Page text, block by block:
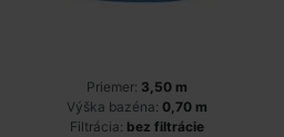
Priemer: 3,50 m
Výška bazéna: 0,70 m
Filtrácia: bez filtrácie